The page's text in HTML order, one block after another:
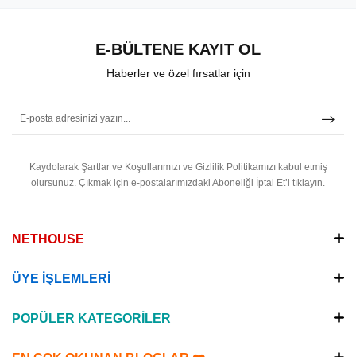
E-BÜLTENE KAYIT OL
Haberler ve özel fırsatlar için
Kaydolarak Şartlar ve Koşullarımızı ve Gizlilik Politikamızı kabul etmiş
olursunuz. Çıkmak için e-postalarımızdaki Aboneliği İptal Et’i tıklayın.
NETHOUSE
ÜYE İŞLEMLERİ
POPÜLER KATEGORİLER